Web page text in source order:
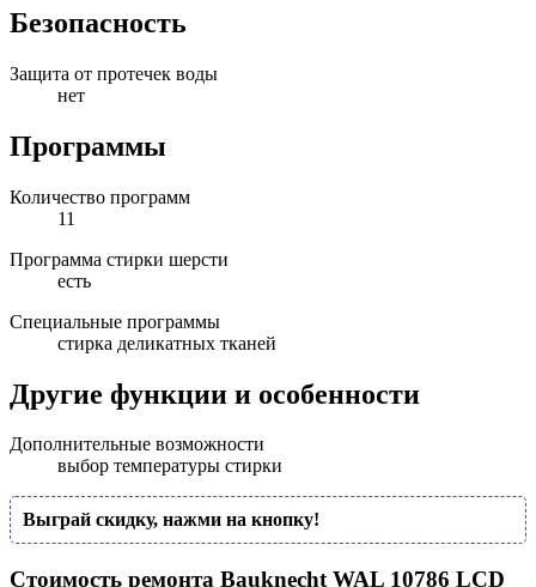
Безопасность
Защита от протечек воды
нет
Программы
Количество программ
11
Программа стирки шерсти
есть
Специальные программы
стирка деликатных тканей
Другие функции и особенности
Дополнительные возможности
выбор температуры стирки
Выграй скидку, нажми на кнопку!
Стоимость ремонта Bauknecht WAL 10786 LCD